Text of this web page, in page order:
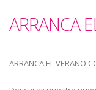
ARRANCA
ARRANCA EL VERANO